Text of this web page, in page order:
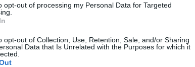
opt-out of processing my Personal Data for Targeted
opt-out of Collection, Use, Retention, Sale, and/or Sharing
Data that Is Unrelated with the Purposes for which it
semplicemente un amante delle atmosfere
qualcosa per tutti. Dalle prove libere alle
adrenalina e spettacolo. Ma cosa devi